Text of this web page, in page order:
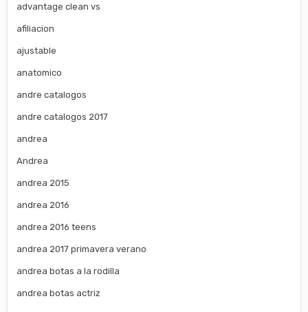
advantage clean vs
afiliacion
ajustable
anatomico
andre catalogos
andre catalogos 2017
andrea
Andrea
andrea 2015
andrea 2016
andrea 2016 teens
andrea 2017 primavera verano
andrea botas a la rodilla
andrea botas actriz